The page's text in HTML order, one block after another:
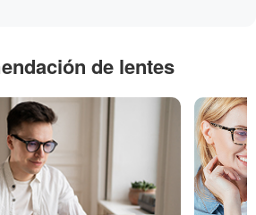
de lentes